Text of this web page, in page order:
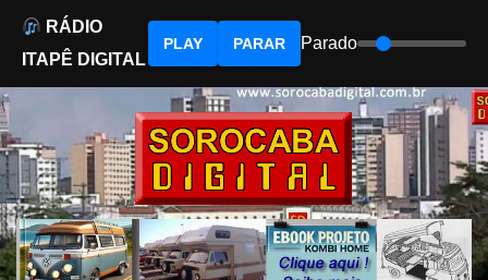
to
content
RÁDIO
ITAPÊ DIGITAL
PLAY PARAR Parado